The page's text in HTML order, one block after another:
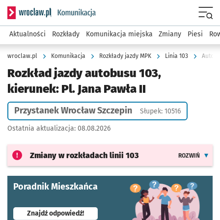
Serwis informacyjny wroclaw.pl podserwis: Komunikacja
Aktualności Rozkłady Komunikacja miejska Zmiany Piesi
wroclaw.pl Komunikacja Rozkłady jazdy MPK Linia 103
Rozkład jazdy autobusu 103,
kierunek: Pl. Jana Pawła II
Przystanek Wrocław Szczepin Słupek: 10516
Ostatnia aktualizacja: 08.08.2026
Zmiany w rozkładach linii 103 ROZWIŃ
Poradnik Mieszkańca
Znajdź odpowiedź!- otworzy się w nowej karcie